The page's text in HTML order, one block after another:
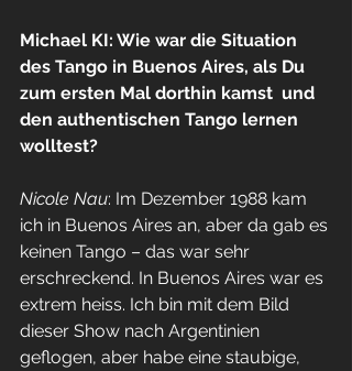
Michael KI: Wie war die Situation
des Tango in Buenos Aires, als Du
zum ersten Mal dorthin kamst  und
den authentischen Tango lernen
wolltest?
Nicole Nau: Im Dezember 1988 kam
ich in Buenos Aires an, aber da gab es
keinen Tango – das war sehr
erschreckend. In Buenos Aires war es
extrem heiss. Ich bin mit dem Bild
dieser Show nach Argentinien
geflogen, aber habe eine staubige,